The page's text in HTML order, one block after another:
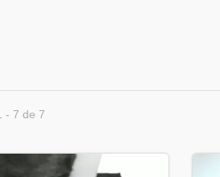
- 7 de 7